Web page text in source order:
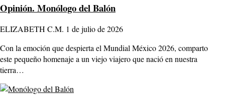
Opinión. Monólogo del Balón
ELIZABETH C.M. 1 de julio de 2026
Con la emoción que despierta el Mundial México 2026, comparto
este pequeño homenaje a un viejo viajero que nació en nuestra
tierra…